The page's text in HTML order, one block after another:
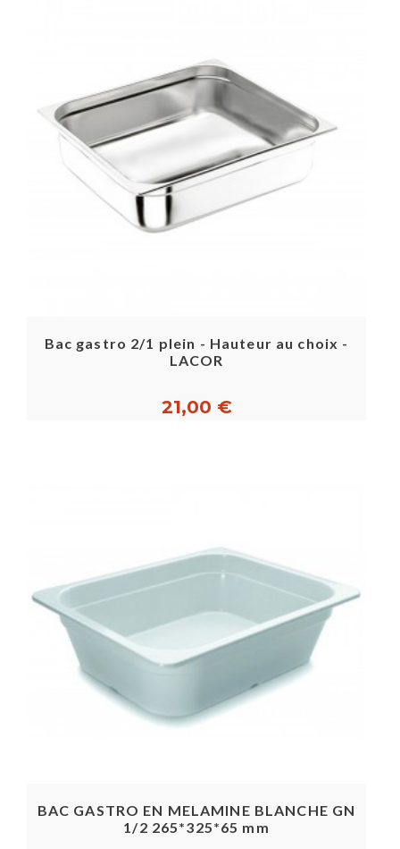
Bac gastro 2/1 plein - Hauteur au choix -
LACOR
21,00 €
BAC GASTRO EN MELAMINE BLANCHE GN
1/2 265*325*65 mm